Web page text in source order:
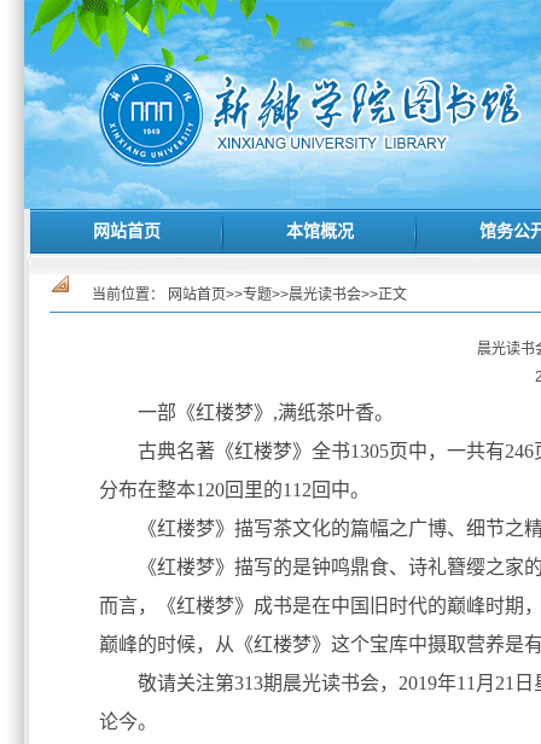
网站首页 本馆概况 馆务公
当前位置： 网站首页>>专题>>晨光读书会>>正文
晨光读书
一部《红楼梦》,满纸茶叶香。
古典名著《红楼梦》全书1305页中，一共有
分布在整本120回里的112回中。
《红楼梦》描写茶文化的篇幅之广博、细节
《红楼梦》描写的是钟鸣鼎食、诗礼簪缨之
而言，《红楼梦》成书是在中国旧时代的巅峰时期
巅峰的时候，从《红楼梦》这个宝库中摄取营养是
敬请关注第313期晨光读书会，2019年11月21
论今。